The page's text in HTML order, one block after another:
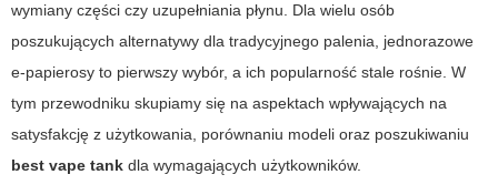
wymiany części czy uzupełniania płynu. Dla wielu osób
poszukujących alternatywy dla tradycyjnego palenia, jednorazowe
e-papierosy to pierwszy wybór, a ich popularność stale rośnie. W
tym przewodniku skupiamy się na aspektach wpływających na
satysfakcję z użytkowania, porównaniu modeli oraz poszukiwaniu
best vape tank dla wymagających użytkowników.